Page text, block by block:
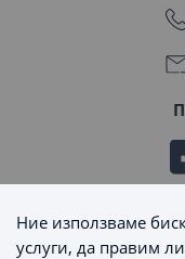
Ние използваме
услуги, да правим